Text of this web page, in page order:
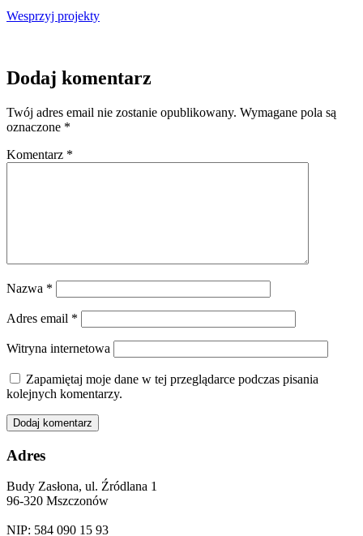
Wesprzyj projekty
Dodaj komentarz
Twój adres email nie zostanie opublikowany. Wymagane pola są
oznaczone *
Komentarz *
Nazwa *
Adres email *
Witryna internetowa
Zapamiętaj moje dane w tej przeglądarce podczas pisania
kolejnych komentarzy.
Adres
Budy Zasłona, ul. Źródlana 1
96-320 Mszczonów
NIP: 584 090 15 93